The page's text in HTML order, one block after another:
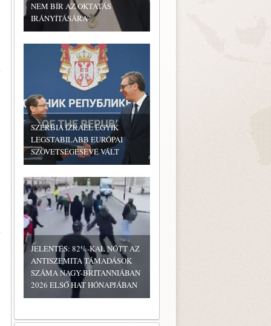
NEM BÍR AZ OKTATÁS
IRÁNYÍTÁSÁRA”
SZERBIA IZRAEL EGYIK
LEGSTABILABB EURÓPAI
SZÖVETSÉGESÉVÉ VÁLT
JELENTÉS: 82%-KAL NŐTT AZ
ANTISZEMITA TÁMADÁSOK
SZÁMA NAGY-BRITANNIÁBAN
2026 ELSŐ HAT HÓNAPJÁBAN